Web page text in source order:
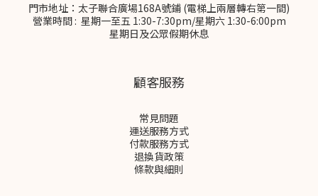
門市地址：太子聯合廣場168A號鋪 (電梯上兩層轉右第一間)
營業時間 : 星期一至五 1:30-7:30pm/星期六 1:30-6:00pm
星期日及公眾假期休息
顧客服務
常見問題
運送服務方式
付款服務方式
退換貨政策
條款與細則